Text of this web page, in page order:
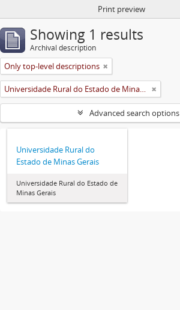
Print preview
Showing 1 results
Archival description
Only top-level descriptions
Universidade Rural do Estado de Minas Gerais (Uremg)
Advanced search options
Universidade Rural do
Estado de Minas Gerais
Universidade Rural do Estado de
Minas Gerais